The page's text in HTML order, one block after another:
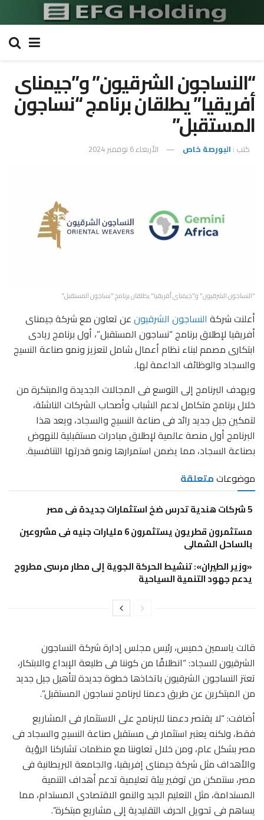
“النساجون الشرقيون” و”جيمناى
أفريقيا” يطلقان برنامج “نساجون
المستقبل”
كتب : البورصة خاص الأربعاء 6 نوفمبر 2024
"النساجون الشرقيون" و"جيمناى أفريقيا" يطلقان برنامج "نساجون المستقبل"
أعلنت شركة النساجون الشرقيونعن تعاون مع شركة جيمناى
أفريقيا لإطلاق برنامج “نساجون المستقبل”، أول برنامج ريادى
ابتكارى مصمم لبناء نظام أعمال شامل لتعزيز ونمو صناعة النسيج
والسجاد والوظائف الداعمة لها.
ويهدف البرنامج إلى التوسع فى المجالات الجديدة والمبتكرة من
خلال برنامج متكامل لدعم الشباب وأصحاب الشركات الناشئة،
لتمكين جيل جديد رائد فى صناعة النسيج والسجاد، ويعد هذا
البرنامج أول منصة عالمية لإطلاق مبادرات مستقبلية للنهوض
بصناعة السجاد، مما يضمن استمرارها ونمو قدرتها التنافسية.
موضوعاتمتعلقة
5 شركات هندية تدرس ضخ استثمارات جديدة فى مصر
مستثمرون قطريون يستثمرون 6 مليارات جنيه فى مشروعين
بالساحل الشمالى
«وزير الطيران»: تنشيط الحركة الجوية إلى مطار مرسى مطروح
يدعم جهود التنمية السياحية
قالت ياسمين خميس، رئيس مجلس إدارة شركة النساجون
الشرقيون للسجاد: “انطلاقًا من كوننا فى طليعة الإبداع والابتكار،
تعتز النساجون الشرقيون باتخاذها خطوة جديدة لتأهيل جيل جديد
من المبتكرين عن طريق دعمنا لبرنامج نساجون المستقبل”.
أضافت: “لا يقتصر دعمنا للبرنامج على الاستثمار فى المشاريع
فقط، ولكنه يعتبر استثمار فى مستقبل صناعة النسيج والسجاد فى
مصر بشكل عام، ومن خلال تعاوننا مع منظمات تشاركنا الرؤية
والأهداف مثل شركة جيمناى إفريقيا، والجامعة البريطانية فى
مصر، سنتمكن من توفير بيئة تعليمية تدعم أهداف التنمية
المستدامة، مثل التعليم الجيد والنمو الاقتصادى المستدام، مما
يساهم فى تحويل الحرف التقليدية إلى مشاريع مبتكرة”.